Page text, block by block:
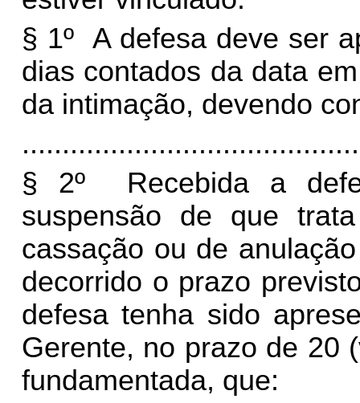
§ 1º A defesa deve ser
dias contados da data
da intimação, devendo
§ 2º Recebida a
suspensão de que
cassação ou de
decorrido o prazo
defesa tenha sido
Gerente, no prazo de 20
fundamentada, que: